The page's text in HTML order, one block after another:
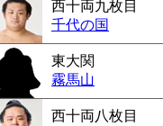
西十両九枚目
千代の国
東大関
霧馬山
西十両八枚目